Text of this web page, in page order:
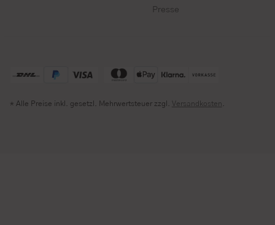
Presse
* Alle Preise inkl. gesetzl. Mehrwertsteuer zzgl. Versandkosten